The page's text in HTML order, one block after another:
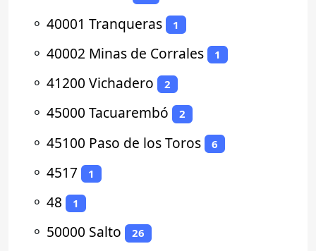
⚬ 40001 Tranqueras 1
⚬ 40002 Minas de Corrales 1
⚬ 41200 Vichadero 2
⚬ 45000 Tacuarembó 2
⚬ 45100 Paso de los Toros 6
⚬ 4517 1
⚬ 48 1
⚬ 50000 Salto 26